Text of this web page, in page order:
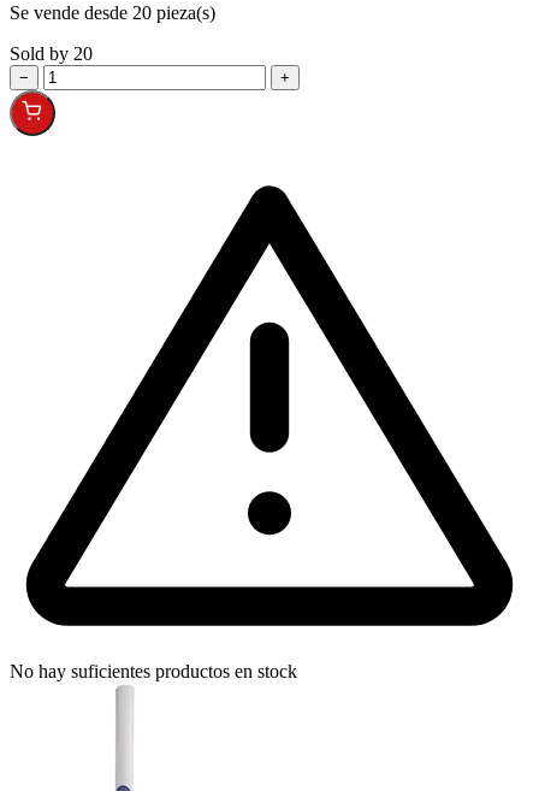
Se vende desde 20 pieza(s)
Sold by 20
− +
No hay suficientes productos en stock